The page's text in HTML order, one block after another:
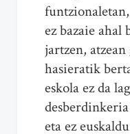
ez bazaie ahal
jartzen,
hasieratik
eskola ez da
eta ez